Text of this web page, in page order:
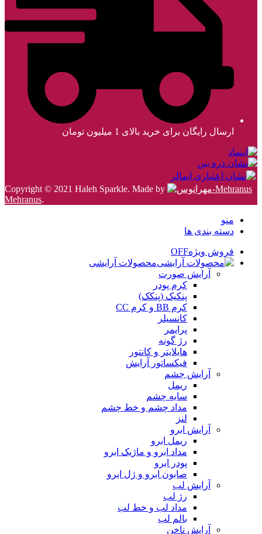
ارسال رایگان برای خرید بالای 1 میلیون تومان
Copyright © 2021 Haleh Sparkle. Made by
Mehranus.
منو
دسته بندی ها
فروش ویژهOFF
محصولات آرایشی
آرایش صورت
کرم پودر
پنکیک (پنکک)
کرم BB و کرم CC
کانسیلر
پرایمر
رژ گونه
هایلایتر و کانتور
فیکساتور آرایش
آرایش چشم
ریمل
سایه چشم
مداد چشم و خط چشم
لنز
آرایش ابرو
ریمل ابرو
مداد ابرو و ماژیک ابرو
پودر ابرو
صابون ابرو و ژل ابرو
آرایش لب
رژ لب
مداد لب و خط لب
بالم لب
آرایش ناخن